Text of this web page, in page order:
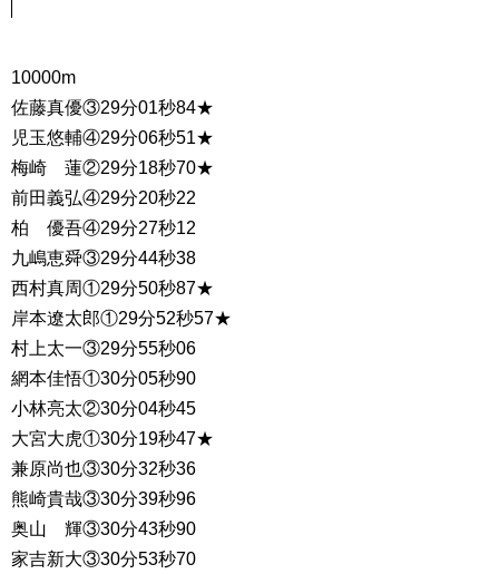
10000m
佐藤真優③29分01秒84★
児玉悠輔④29分06秒51★
梅崎 蓮②29分18秒70★
前田義弘④29分20秒22
柏 優吾④29分27秒12
九嶋恵舜③29分44秒38
西村真周①29分50秒87★
岸本遼太郎①29分52秒57★
村上太一③29分55秒06
網本佳悟①30分05秒90
小林亮太②30分04秒45
大宮大虎①30分19秒47★
兼原尚也③30分32秒36
熊崎貴哉③30分39秒96
奥山 輝③30分43秒90
家吉新大③30分53秒70